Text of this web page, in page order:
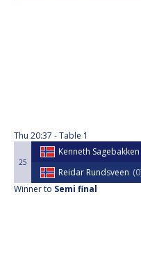
Thu 20:37 Table 1
25
Kenneth Sagebakken
Reidar Rundsveen
0
Winner to Semi final